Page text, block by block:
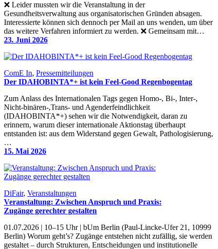
❌ Leider mussten wir die Veranstaltung in der
Gesundheitsverwaltung aus organisatorischen Gründen absagen.
Interessierte können sich dennoch per Mail an uns wenden, um über
das weitere Verfahren informiert zu werden. ❌ Gemeinsam mit…
23. Juni 2026
ComE In, Pressemitteilungen
Der IDAHOBINTA*+ ist kein Feel-Good Regenbogentag
Zum Anlass des Internationalen Tags gegen Homo-, Bi-, Inter-,
Nicht-binären-,Trans- und Agenderfeindlichkeit
(IDAHOBINTA*+) sehen wir die Notwendigkeit, daran zu
erinnern, warum dieser internationale Aktionstag überhaupt
entstanden ist: aus dem Widerstand gegen Gewalt, Pathologisierung,
…
15. Mai 2026
DiFair, Veranstaltungen
Veranstaltung: Zwischen Anspruch und Praxis:
Zugänge gerechter gestalten
01.07.2026 | 10–15 Uhr | bUm Berlin (Paul-Lincke-Ufer 21, 10999
Berlin) Worum geht’s? Zugänge entstehen nicht zufällig, sie werden
gestaltet – durch Strukturen, Entscheidungen und institutionelle